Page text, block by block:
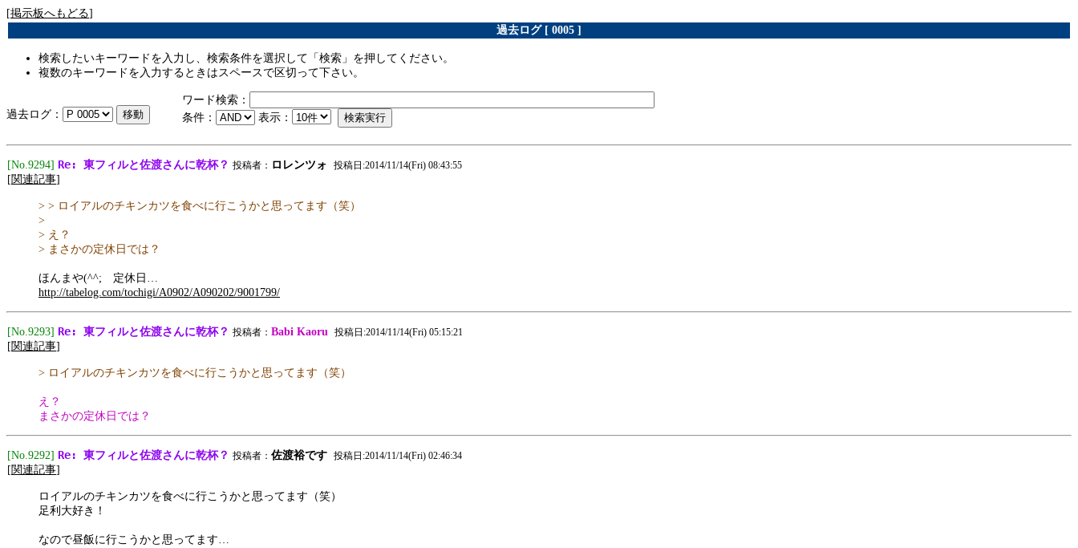
[掲示板へもどる]
過去ログ [ 0005 ]
検索したいキーワードを入力し、検索条件を選択して「検索」を押してください。
複数のキーワードを入力するときはスペースで区切って下さい。
過去ログ：
ワード検索：
条件：
表示：
[No.9294] Re: 東フィルと佐渡さんに乾杯？ 投稿者： ロレンツォ 投稿日:2014/11/14(Fri) 08:43:55
[関連記事]
> > ロイアルのチキンカツを食べに行こうかと思ってます（笑）
>
> え？
> まさかの定休日では？
ほんまや(^^; 定休日…
http://tabelog.com/tochigi/A0902/A090202/9001799/
[No.9293] Re: 東フィルと佐渡さんに乾杯？ 投稿者： Babi Kaoru 投稿日:2014/11/14(Fri) 05:15:21
[関連記事]
> ロイアルのチキンカツを食べに行こうかと思ってます（笑）
え？
まさかの定休日では？
[No.9292] Re: 東フィルと佐渡さんに乾杯？ 投稿者： 佐渡裕です 投稿日:2014/11/14(Fri) 02:46:34
[関連記事]
ロイアルのチキンカツを食べに行こうかと思ってます（笑）
足利大好き！
なので昼飯に行こうかと思ってます…